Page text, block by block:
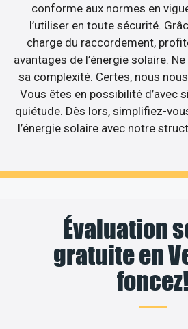
conforme aux normes en
l’utiliser en toute sécurité.
charge du raccordement,
avantages de l’énergie solaire.
sa complexité. Certes, nous
Vous êtes en possibilité d’avec
quiétude. Dès lors, simplifiez-
l’énergie solaire avec notre
Évaluation
gratuite en
foncez!